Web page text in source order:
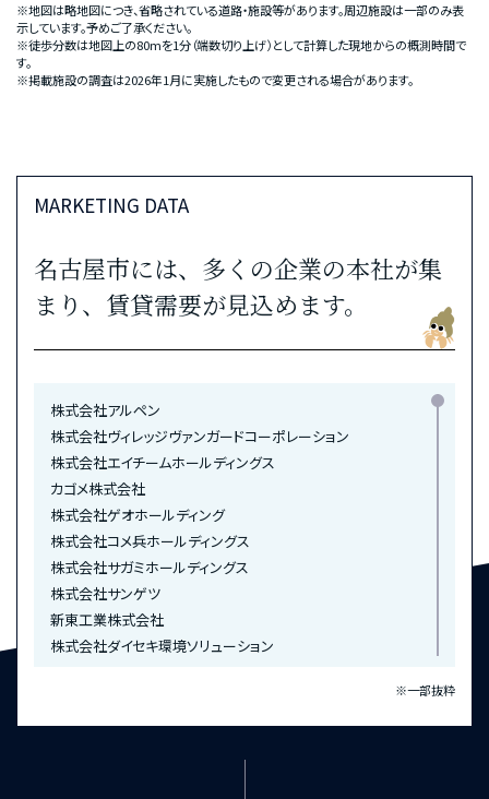
DCM名古屋黄金店・・・徒歩15分（約1,140m）
イオンタウン太閤ショッピングセンター・・・徒歩19分（約1,510m）
太閤クリニック・・・徒歩5分（約390m）
すぎうら歯科クリニック・・・徒歩6分（約410m）
こもだ歯科医院・・・徒歩8分（約600m）
増子記念病院・・・徒歩8分（約610m）
日本赤十字社愛知医療センター名古屋第一病院・・・徒歩8分（約
細川外科クリニック・・・徒歩9分（約660m）
医療法人誠心会大菅病院・・・徒歩10分（約740m）
古山医院・・・徒歩10分（約750m）
寺島整形外科・・・徒歩12分（約920m）
BANK
あいち銀行 中村支店・中村中央支店・千成支店・・・徒歩5分（約
330m）
名古屋銀行中村支店・・・徒歩5分（約330m）
百五銀行中村支店・・・徒歩6分（約420m）
PARK & PUBLIC
名古屋中島郵便局・・・徒歩1分（約30m）
※地図は略地図につき、省略されている道路・施設等があります。周辺施設は一部のみ表
示しています。予めご了承ください。
※徒歩分数は地図上の80mを1分（端数切り上げ）として計算した現地からの概測時間で
す。
※掲載施設の調査は2026年1月に実施したもので変更される場合があります。
MARKETING DATA
名古屋市には、多くの企業の本社が集
まり、賃貸需要が見込めます。
株式会社アルペン
株式会社ヴィレッジヴァンガードコーポレーション
株式会社エイチームホールディングス
カゴメ株式会社
株式会社ゲオホールディング
株式会社コメ兵ホールディングス
株式会社サガミホールディングス
株式会社サンゲツ
新東工業株式会社
株式会社ダイセキ環境ソリューション
豊田通商株式会社
※一部抜粋